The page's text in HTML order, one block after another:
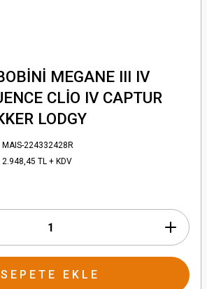
MEGANE III IV
CLİO IV CAPTUR
LODGY
MAIS-224332428R
2.948,45 TL + KDV
SEPETE EKLE